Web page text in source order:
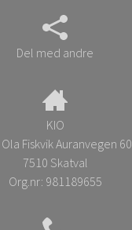
Del med andre
KIO
Fiskvik Auranvegen 60
7510 Skatval
Org.nr: 981189655